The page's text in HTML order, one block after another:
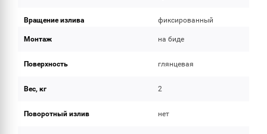
Вращение излива фиксированный
Монтаж на биде
Поверхность глянцевая
Вес, кг 2
Поворотный излив нет